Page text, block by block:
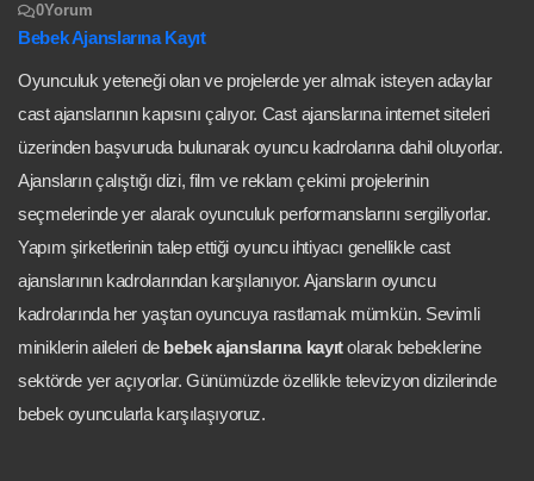
0Yorum
Bebek Ajanslarına Kayıt
Oyunculuk yeteneği olan ve projelerde yer almak isteyen adaylar
cast ajanslarının kapısını çalıyor. Cast ajanslarına internet siteleri
üzerinden başvuruda bulunarak oyuncu kadrolarına dahil oluyorlar.
Ajansların çalıştığı dizi, film ve reklam çekimi projelerinin
seçmelerinde yer alarak oyunculuk performanslarını sergiliyorlar.
Yapım şirketlerinin talep ettiği oyuncu ihtiyacı genellikle cast
ajanslarının kadrolarından karşılanıyor. Ajansların oyuncu
kadrolarında her yaştan oyuncuya rastlamak mümkün. Sevimli
miniklerin aileleri de bebek ajanslarına kayıtolarak bebeklerine
sektörde yer açıyorlar. Günümüzde özellikle televizyon dizilerinde
bebek oyuncularla karşılaşıyoruz.